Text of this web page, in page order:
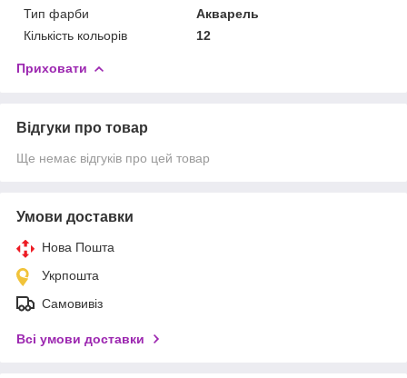
Тип фарби
Акварель
Кількість кольорів
12
Приховати
Відгуки про товар
Ще немає відгуків про цей товар
Умови доставки
Нова Пошта
Укрпошта
Самовивіз
Всі умови доставки